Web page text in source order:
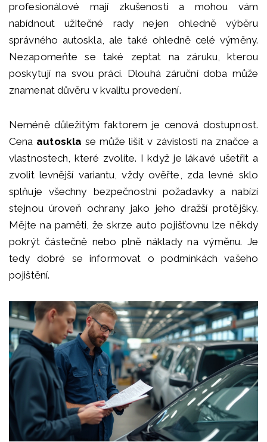
profesionálové mají zkušenosti a mohou vám
nabídnout užitečné rady nejen ohledně výběru
správného autoskla, ale také ohledně celé výměny.
Nezapomeňte se také zeptat na záruku, kterou
poskytují na svou práci. Dlouhá záruční doba může
znamenat důvěru v kvalitu provedení.
Neméně důležitým faktorem je cenová dostupnost.
Cena autoskla se může lišit v závislosti na značce a
vlastnostech, které zvolíte. I když je lákavé ušetřit a
zvolit levnější variantu, vždy ověřte, zda levné sklo
splňuje všechny bezpečnostní požadavky a nabízí
stejnou úroveň ochrany jako jeho dražší protějšky.
Mějte na paměti, že skrze auto pojišťovnu lze někdy
pokrýt částečně nebo plně náklady na výměnu. Je
tedy dobré se informovat o podmínkách vašeho
pojištění.